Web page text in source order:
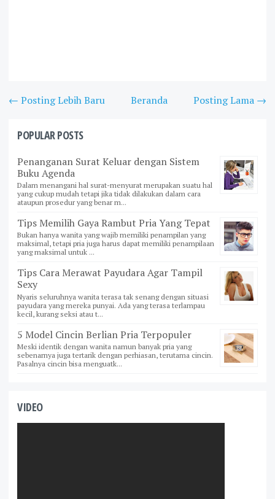
← Posting Lebih Baru Posting Lama →
Beranda
POPULAR POSTS
Penanganan Surat Keluar dengan Sistem
Buku Agenda
Dalam menangani hal surat-menyurat merupakan suatu hal
yang cukup mudah tetapi jika tidak dilakukan dalam cara
ataupun prosedur yang benar m...
Tips Memilih Gaya Rambut Pria Yang Tepat
Bukan hanya wanita yang wajib memiliki penampilan yang
maksimal, tetapi pria juga harus dapat memiliki penampilaan
yang maksimal untuk ...
Tips Cara Merawat Payudara Agar Tampil
Sexy
Nyaris seluruhnya wanita terasa tak senang dengan situasi
payudara yang mereka punyai. Ada yang terasa terlampau
kecil, kurang seksi atau t...
5 Model Cincin Berlian Pria Terpopuler
Meski identik dengan wanita namun banyak pria yang
sebenarnya juga tertarik dengan perhiasan, terutama cincin.
Pasalnya cincin bisa menguatk...
VIDEO